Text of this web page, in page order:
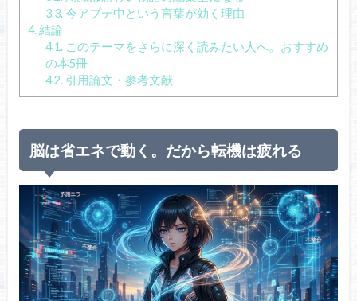
3.3.今アプデ中という言葉が効く理由
4.結論
4.1.このテーマをさらに深く読みたい人へ。おすすめ
の本5冊
4.2.引用論文・参考文献
脳は省エネで動く。だから転機は疲れる